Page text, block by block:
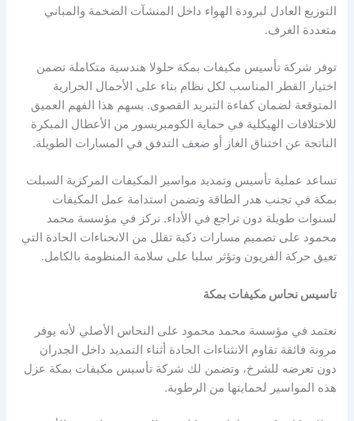
التوزيع العادل لبرودة الهواء داخل المنشآت الضخمة والمباني
متعددة الغرف.
توفر شركة تأسيس مكيفات بمكة حلولا هندسية متكاملة تضمن
اختيار القطر المناسب لكل نظام بناء على الأحمال الحرارية
المتوقعة لضمان كفاءة التبريد القصوى. يسهم هذا الفهم العميق
للاختلافات الهيكلية في حماية الكومبريسور من الأعطال المبكرة
الناتجة عن اختناق الغاز أو ضعف التدفق في المسارات الطويلة.
تساعد عملية تأسيس وتمديد مواسير المكيفات المركزية السبلت
بمكة في تجنب هدر الطاقة وتضمن استدامة عمل المكيفات
لسنوات طويلة دون تراجع في الأداء. نركز في مؤسسة محمد
محمود على تصميم مسارات ذكية تقلل من الانحناءات الحادة التي
تعيق حركة الفريون وتؤثر سلبا على سلامة المنظومة بالكامل.
تاسيس نحاس مكيفات بمكة
نعتمد في مؤسسة محمد محمود على النحاس الأصلي لأنه يوفر
مرونة فائقة تقاوم الانثناءات الحادة أثناء التمديد داخل الجدران
دون تعرضه للشرخ، وتضمن لك شركة تأسيس مكيفات بمكة عزل
هذه المواسير لحمايتها من الرطوبة.